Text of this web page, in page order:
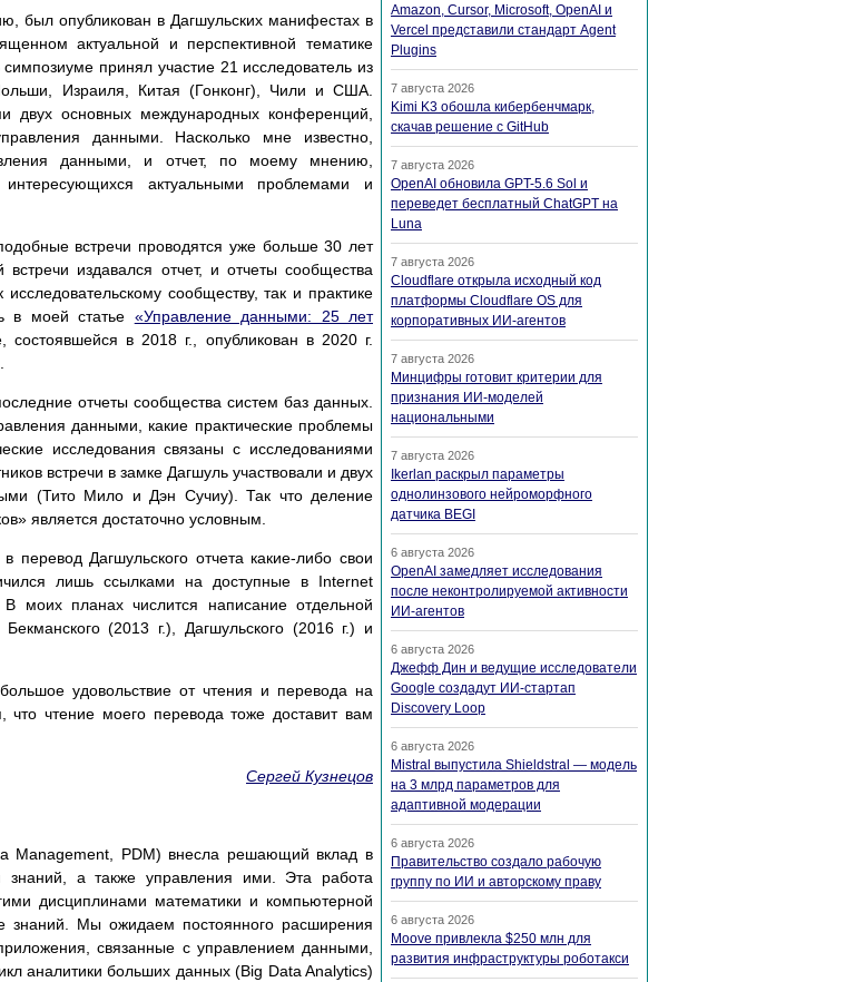
был опубликован в Дагшульских манифестах в
актуальной и перспективной тематике
принял участие 21 исследователь из
Израиля, Китая (Гонконг), Чили и США.
двух основных международных конференций,
данными. Насколько мне известно,
данными, и отчет, по моему мнению,
актуальными проблемами и
встречи проводятся уже больше 30 лет
издавался отчет, и отчеты сообщества
сообществу, так и практике
в моей статье «Управление данными: 25 лет
состоявшейся в 2018 г., опубликован в 2020 г.
отчеты сообщества систем баз данных.
данными, какие практические проблемы
исследования связаны с исследованиями
встречи в замке Дагшуль участвовали и двух
(Тито Мило и Дэн Сучиу). Так что деление
является достаточно условным.
перевод Дагшульского отчета какие-либо свои
лишь ссылками на доступные в Internet
моих планах числится написание отдельной
(2013 г.), Дагшульского (2016 г.) и
удовольствие от чтения и перевода на
что чтение моего перевода тоже доставит вам
Сергей Кузнецов
Management, PDM) внесла решающий вклад в
а также управления ими. Эта работа
дисциплинами математики и компьютерной
знаний. Мы ожидаем постоянного расширения
связанные с управлением данными,
аналитики больших данных (Big Data Analytics)
Amazon, Cursor, Microsoft, OpenAI и
Vercel представили стандарт Agent
Plugins
7 августа 2026
Kimi K3 обошла кибербенчмарк,
скачав решение с GitHub
7 августа 2026
OpenAI обновила GPT-5.6 Sol и
переведет бесплатный ChatGPT на
Luna
7 августа 2026
Cloudflare открыла исходный код
платформы Cloudflare OS для
корпоративных ИИ-агентов
7 августа 2026
Минцифры готовит критерии для
признания ИИ-моделей
национальными
7 августа 2026
Ikerlan раскрыл параметры
однолинзового нейроморфного
датчика BEGI
6 августа 2026
OpenAI замедляет исследования
после неконтролируемой активности
ИИ-агентов
6 августа 2026
Джефф Дин и ведущие исследователи
Google создадут ИИ-стартап
Discovery Loop
6 августа 2026
Mistral выпустила Shieldstral — модель
на 3 млрд параметров для
адаптивной модерации
6 августа 2026
Правительство создало рабочую
группу по ИИ и авторскому праву
6 августа 2026
Moove привлекла $250 млн для
развития инфраструктуры роботакси